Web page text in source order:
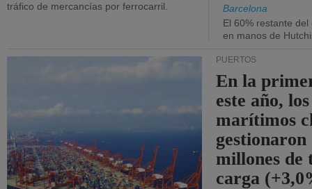
tráfico de mercancías por ferrocarril.
Barcelona
El 60% restante
en manos de
PUERTOS
En la
este año,
marítimos
gestionaron
millones de
carga